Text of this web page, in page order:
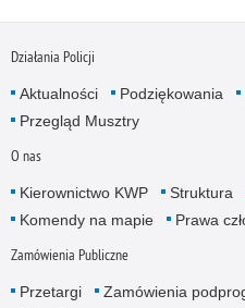
Działania Policji
Aktualności Podziękowania
Przegląd Musztry
O nas
Kierownictwo KWP Struktura
Komendy na mapie
Prawa
Zamówienia Publiczne
Przetargi Zamówienia